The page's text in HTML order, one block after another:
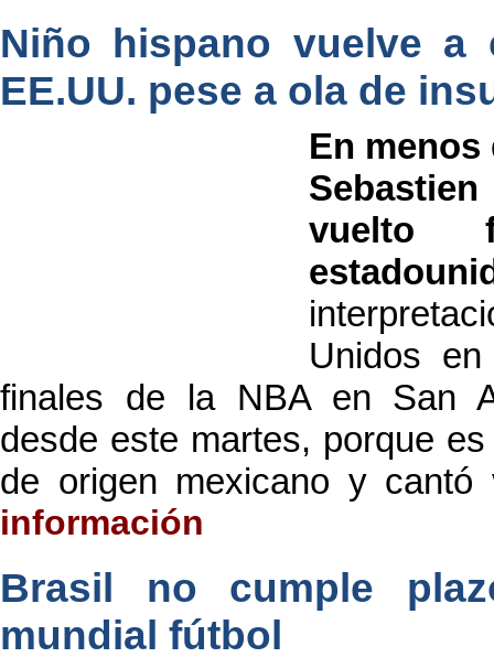
Niño hispano vuelve a
EE.UU. pese a ola de
En menos
vuelto
Unidos
finales de la NBA en San
desde este martes, porque
de origen mexicano y cantó
información
Brasil no cumple
mundial fútbol